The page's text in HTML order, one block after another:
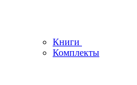
Книги
Комплекты